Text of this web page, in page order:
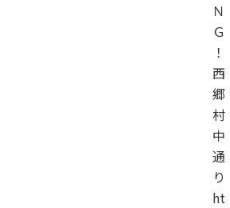
Ｎ
Ｇ
！
西
郷
村
中
通
り
ht